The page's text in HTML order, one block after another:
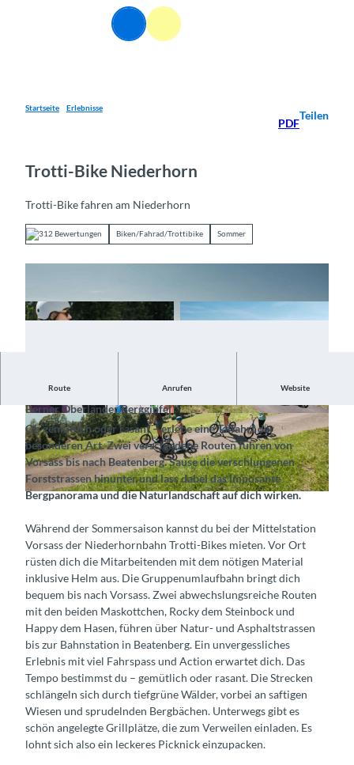
Suche Menü
Startseite Erlebnisse
PDF
Teilen
Trotti-Bike Niederhorn
Trotti-Bike fahren am Niederhorn
312 Bewertungen Biken/Fahrad/Trottibike Sommer
©CC-BY-SA
© CC-BY-SA © CC-BY-SA
Route Anrufen Website
Fahrspass auf abwechslungsreichen Routen mit Blick auf die
Berner Oberländer Berggipfel
Ob gemütlich oder rasant – erlebe eine Talfahrt der
besonderen Art. Zwei verschiedene Routen führen von
Vorsass bis nach Beatenberg. Sause die verschlungenen
Forststrassen hinunter und lass dabei das imposante
Bergpanorama und die Naturlandschaft auf dich wirken.
Während der Sommersaison kannst du bei der Mittelstation
Vorsass der Niederhornbahn Trotti-Bikes mieten. Vor Ort
rüsten dich die Mitarbeitenden mit dem nötigen Material
inklusive Helm aus. Die Gruppenumlaufbahn bringt dich
bequem bis nach Vorsass. Zwei abwechslungsreiche Routen
mit den beiden Maskottchen, Rocky dem Steinbock und
Happy dem Hasen, führen über Natur- und Asphaltstrassen
bis zur Bahnstation in Beatenberg. Ein unvergessliches
Erlebnis mit viel Fahrspass und Action erwartet dich. Das
Tempo bestimmst du – gemütlich oder rasant. Die Strecken
schlängeln sich durch tiefgrüne Wälder, vorbei an saftigen
Wiesen und sprudelnden Bergbächen. Unterwegs gibt es
schön angelegte Grillplätze, die zum Verweilen einladen. Es
lohnt sich also ein leckeres Picknick einzupacken.